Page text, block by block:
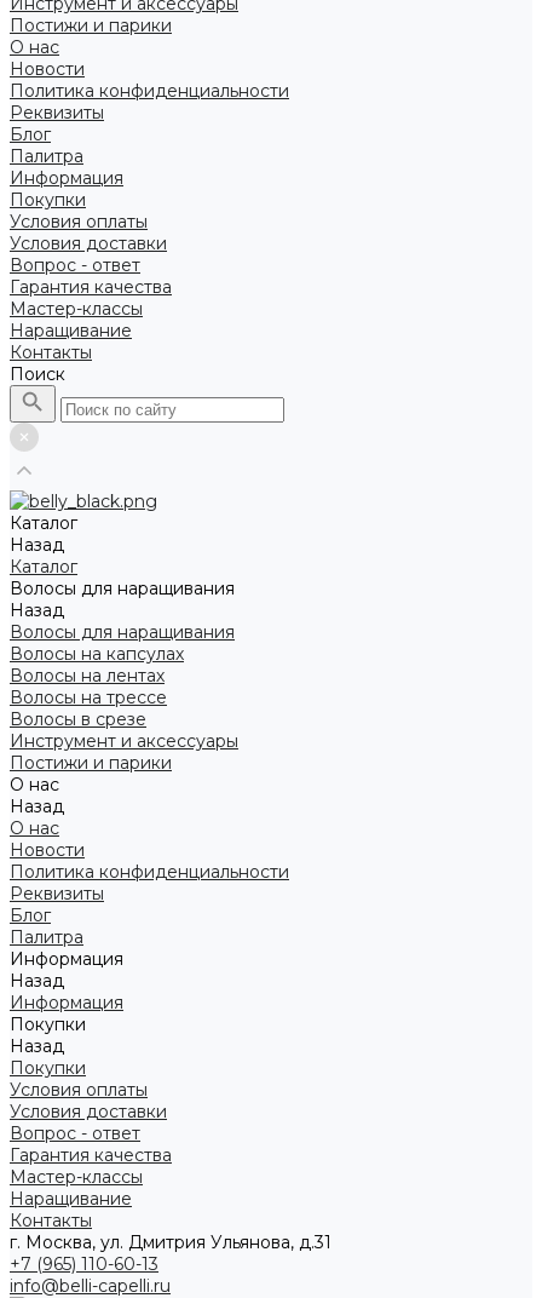
Постижи и парики
О нас
Новости
Политика конфиденциальности
Реквизиты
Блог
Палитра
Информация
Покупки
Условия оплаты
Условия доставки
Вопрос - ответ
Гарантия качества
Мастер-классы
Наращивание
Контакты
Поиск
Каталог
Назад
Каталог
Волосы для наращивания
Назад
Волосы для наращивания
Волосы на капсулах
Волосы на лентах
Волосы на трессе
Волосы в срезе
Инструмент и аксессуары
Постижи и парики
О нас
Назад
О нас
Новости
Политика конфиденциальности
Реквизиты
Блог
Палитра
Информация
Назад
Информация
Покупки
Назад
Покупки
Условия оплаты
Условия доставки
Вопрос - ответ
Гарантия качества
Мастер-классы
Наращивание
Контакты
г. Москва, ул. Дмитрия Ульянова, д.31
+7 (965) 110-60-13
info@belli-capelli.ru